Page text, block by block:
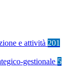
e attività 201
gestionale 5